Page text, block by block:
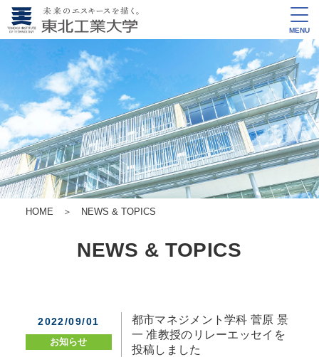
MENU
HOME ＞ NEWS & TOPICS
NEWS & TOPICS
2022/09/01
お知らせ
都市マネジメント学科 菅原 景
一 准教授のリレーエッセイを
投稿しました